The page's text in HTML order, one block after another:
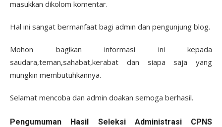
masukkan dikolom komentar.
Hal ini sangat bermanfaat bagi admin dan pengunjung blog.
Mohon bagikan informasi ini kepada
saudara,teman,sahabat,kerabat dan siapa saja yang
mungkin membutuhkannya.
Selamat mencoba dan admin doakan semoga berhasil.
Pengumuman Hasil Seleksi Administrasi CPNS